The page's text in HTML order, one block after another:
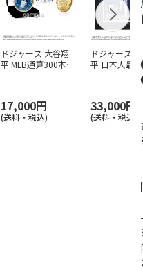
ドジャース 大谷翔
平 MLB通算300本塁
17,000円
(送料・税込)
ドジャース
平 日本人最
合連続出塁
33,000円
(送料・税込)